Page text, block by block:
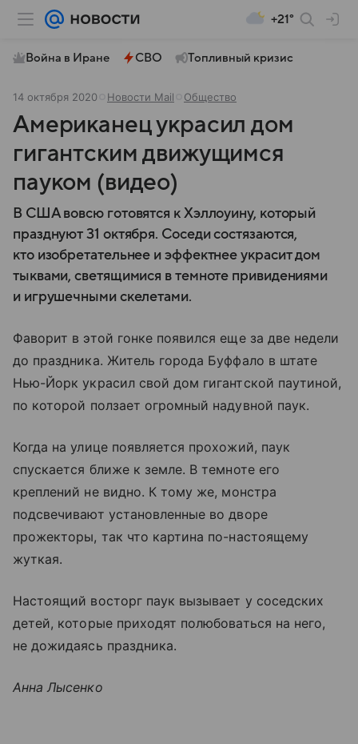
+21°
Война в Иране СВО Топливный кризис
14 октября 2020 Новости Mail Общество
Американец украсил дом
гигантским движущимся
пауком (видео)
В США вовсю готовятся к Хэллоуину, который
празднуют 31 октября. Соседи состязаются,
кто изобретательнее и эффектнее украсит дом
тыквами, светящимися в темноте привидениями
и игрушечными скелетами.
Фаворит в этой гонке появился еще за две недели
до праздника. Житель города Буффало в штате
Нью-Йорк украсил свой дом гигантской паутиной,
по которой ползает огромный надувной паук.
Когда на улице появляется прохожий, паук
спускается ближе к земле. В темноте его
креплений не видно. К тому же, монстра
подсвечивают установленные во дворе
прожекторы, так что картина по-настоящему
жуткая.
Настоящий восторг паук вызывает у соседских
детей, которые приходят полюбоваться на него,
не дожидаясь праздника.
Анна Лысенко